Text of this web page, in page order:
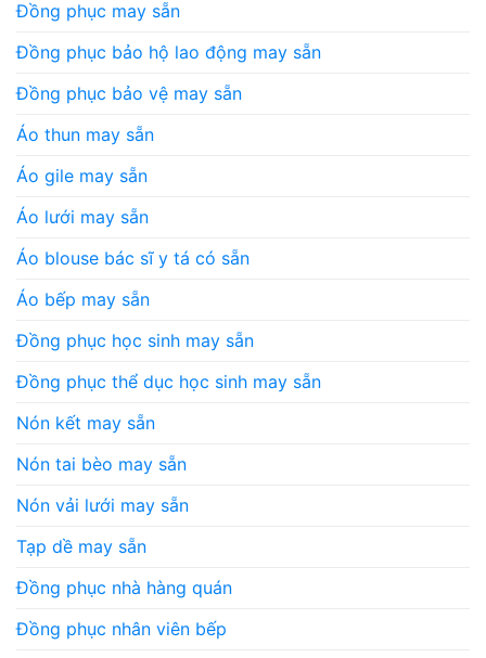
Đồng phục may sẵn
Đồng phục bảo hộ lao động may sẵn
Đồng phục bảo vệ may sẵn
Áo thun may sẵn
Áo gile may sẵn
Áo lưới may sẵn
Áo blouse bác sĩ y tá có sẵn
Áo bếp may sẵn
Đồng phục học sinh may sẵn
Đồng phục thể dục học sinh may sẵn
Nón kết may sẵn
Nón tai bèo may sẵn
Nón vải lưới may sẵn
Tạp dề may sẵn
Đồng phục nhà hàng quán
Đồng phục nhân viên bếp